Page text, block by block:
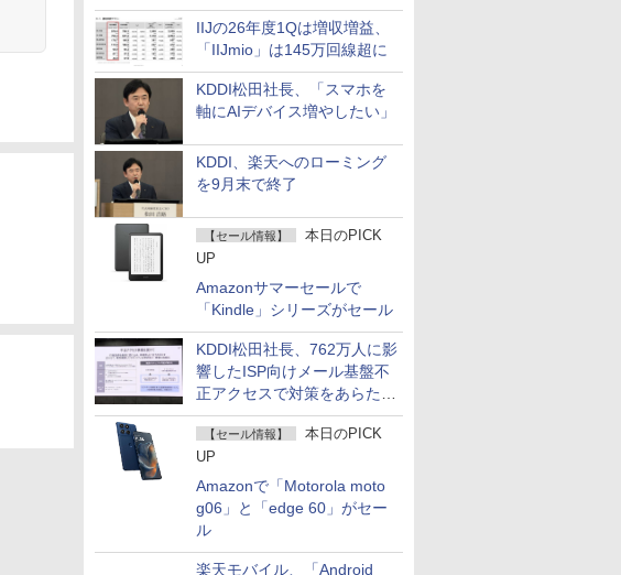
る」
IIJの26年度1Qは増収増益、
「IIJmio」は145万回線超に
KDDI松田社長、「スマホを
軸にAIデバイス増やしたい」
KDDI、楽天へのローミング
を9月末で終了
【セール情報】
本日のPICK
UP
Amazonサマーセールで
「Kindle」シリーズがセール
KDDI松田社長、762万人に影
響したISP向けメール基盤不
正アクセスで対策をあらため
て説明
【セール情報】
本日のPICK
UP
Amazonで「Motorola moto
g06」と「edge 60」がセー
ル
楽天モバイル、「Android